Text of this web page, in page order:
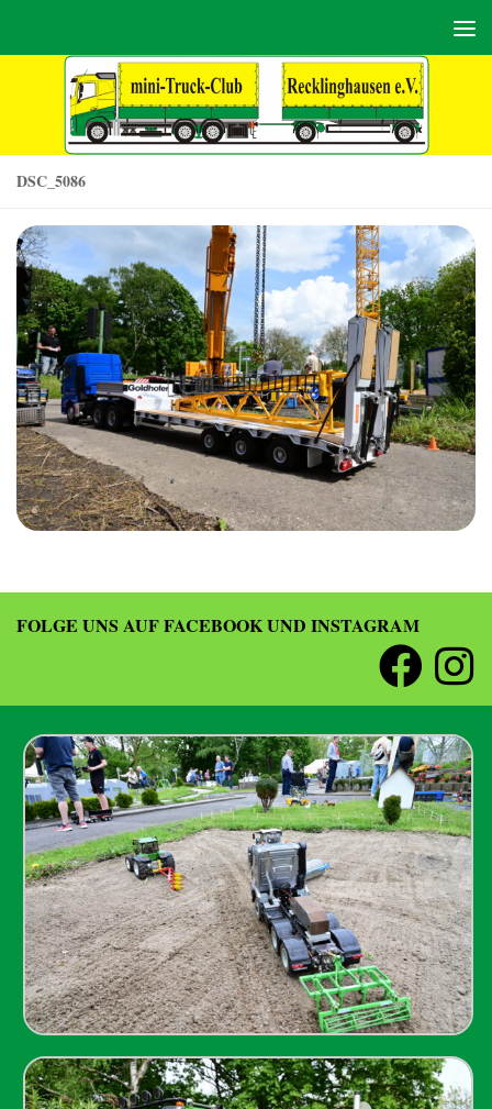
DSC_5086
FOLGE UNS AUF FACEBOOK UND INSTAGRAM